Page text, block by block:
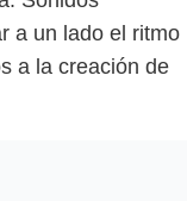
a un lado el ritmo
a la creación de